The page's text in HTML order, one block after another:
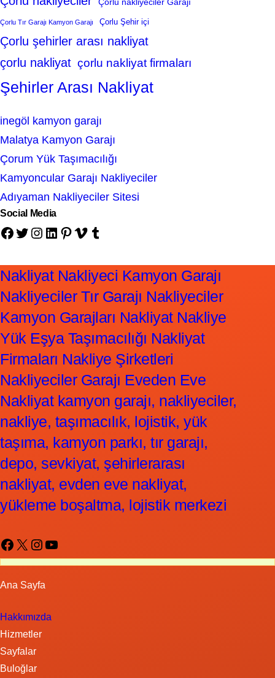
Çorlu Tır Garajı Kamyon Garajı Çorlu Şehir içi
Çorlu şehirler arası nakliyat
çorlu nakliyat çorlu nakliyat firmaları
Şehirler Arası Nakliyat
inegöl kamyon garajı
Malatya Kamyon Garajı
Çorum Yük Taşımacılığı
Kamyoncular Garajı Nakliyeciler
Adıyaman Nakliyeciler Sitesi
Social Media
Facebook Twitter Instagram LinkedIn Pinterest Vimeo Tumblr
Nakliyat Nakliyeci Kamyon Garajı
Nakliyeciler Tır Garajı Nakliyeciler
Kamyon Garajları Nakliyat Nakliye
Yük Eşya Taşımacılığı Nakliyat
Firmaları Nakliye Şirketleri
Nakliyeciler Garajı Eveden Eve
Nakliyat kamyon garajı, nakliyeciler,
nakliye, taşımacılık, lojistik, yük
taşıma, kamyon parkı, tır garajı,
depo, sevkiyat, şehirlerarası
nakliyat, evden eve nakliyat,
yükleme boşaltma, lojistik merkezi
Facebook X Instagram YouTube
Ana Sayfa
Hakkımızda
Hizmetler
Sayfalar
Buloğlar